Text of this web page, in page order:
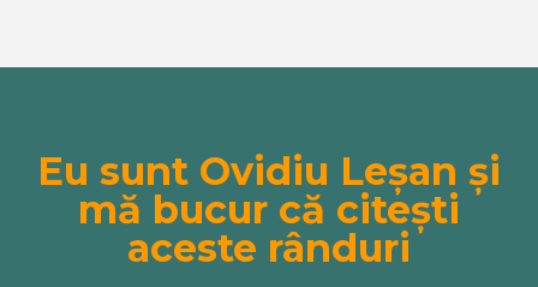
Eu sunt Ovidiu Leșan și
mă bucur că citești
aceste rânduri